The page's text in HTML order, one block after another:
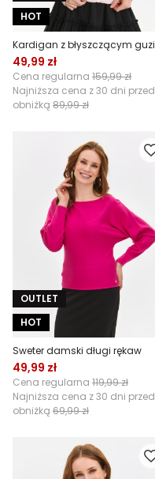
HOT
49,99 zł
Cena regularna 159,99 zł
Najniższa cena z 30 dni przed
obniżką 89,99 zł
OUTLET
HOT
Sweter damski długi rękaw
49,99 zł
Cena regularna 119,99 zł
Najniższa cena z 30 dni przed
obniżką 69,99 zł